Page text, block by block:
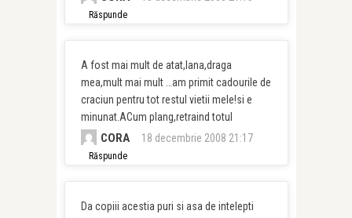
Răspunde
A fost mai mult de atat,Iana,draga
mea,mult mai mult …am primit cadourile de
craciun pentru tot restul vietii mele!si e
minunat.ACum plang,retraind totul
CORA 18 decembrie 2008 21:17
Răspunde
Da copiii acestia puri si asa de intelepti